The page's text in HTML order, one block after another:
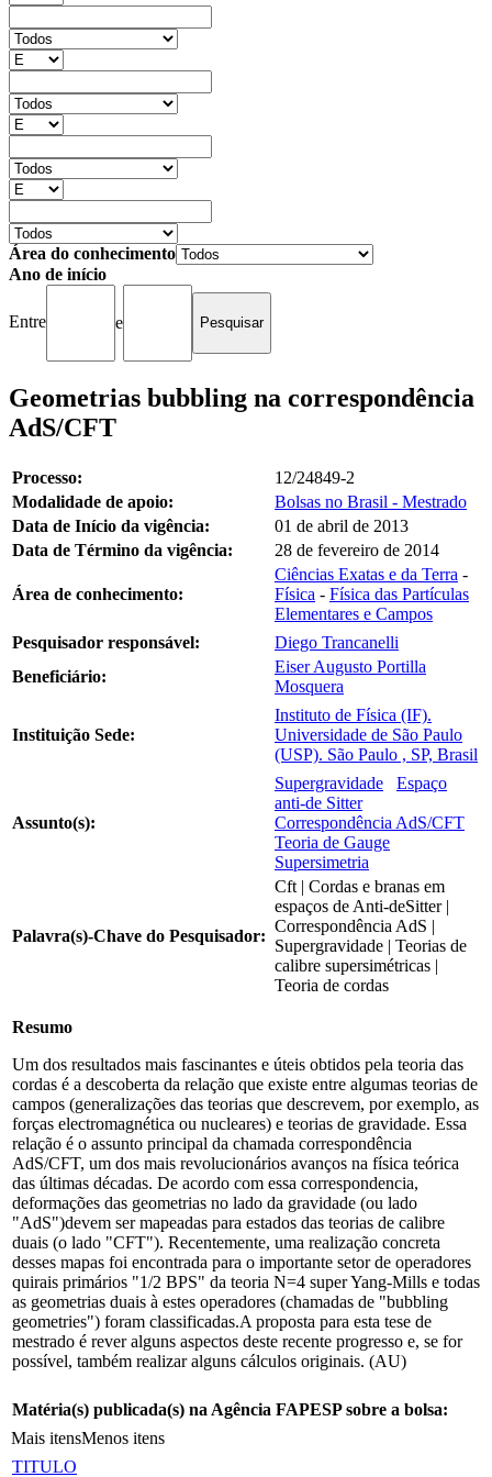
Área do conhecimento
Ano de início
Entre e
Geometrias bubbling na correspondência
AdS/CFT
Processo:
12/24849-2
Modalidade de apoio:
Bolsas no Brasil - Mestrado
Data de Início da vigência:
01 de abril de 2013
Data de Término da vigência:
28 de fevereiro de 2014
Área de conhecimento:
Ciências Exatas e da Terra -
Física - Física das Partículas
Elementares e Campos
Pesquisador responsável:
Diego Trancanelli
Beneficiário:
Eiser Augusto Portilla
Mosquera
Instituição Sede:
Instituto de Física (IF).
Universidade de São Paulo
(USP). São Paulo , SP, Brasil
Assunto(s):
Supergravidade
Espaço
anti-de Sitter
Correspondência AdS/CFT
Teoria de Gauge
Supersimetria
Palavra(s)-Chave do Pesquisador:
Cft | Cordas e branas em
espaços de Anti-deSitter |
Correspondência AdS |
Supergravidade | Teorias de
calibre supersimétricas |
Teoria de cordas
Resumo
Um dos resultados mais fascinantes e úteis obtidos pela teoria das
cordas é a descoberta da relação que existe entre algumas teorias de
campos (generalizações das teorias que descrevem, por exemplo, as
forças electromagnética ou nucleares) e teorias de gravidade. Essa
relação é o assunto principal da chamada correspondência
AdS/CFT, um dos mais revolucionários avanços na física teórica
das últimas décadas. De acordo com essa correspondencia,
deformações das geometrias no lado da gravidade (ou lado
"AdS")devem ser mapeadas para estados das teorias de calibre
duais (o lado "CFT"). Recentemente, uma realização concreta
desses mapas foi encontrada para o importante setor de operadores
quirais primários "1/2 BPS" da teoria N=4 super Yang-Mills e todas
as geometrias duais à estes operadores (chamadas de "bubbling
geometries") foram classificadas.A proposta para esta tese de
mestrado é rever alguns aspectos deste recente progresso e, se for
possível, também realizar alguns cálculos originais. (AU)
Matéria(s) publicada(s) na Agência FAPESP sobre a bolsa:
Mais itensMenos itens
TITULO